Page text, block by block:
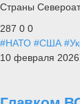
Страны
287 0 0
#НАТО #США
10 февраля 2026